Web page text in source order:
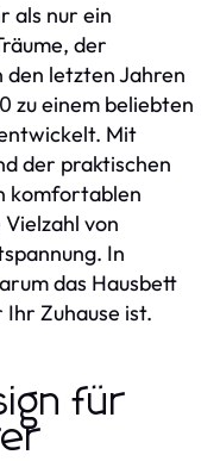
als nur ein
der
den letzten Jahren
zu einem beliebten
Mit
der praktischen
komfortablen
von
In
das Hausbett
Zuhause ist.
für